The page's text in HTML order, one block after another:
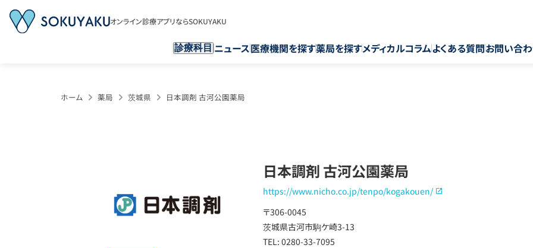
オンライン診療アプリならSOKUYAKU
診療科目 ニュース医療機関を探す薬局を探すメディカルコラムよくある質問お問い合
ホーム 薬局 茨城県 日本調剤 古河公園薬局
日本調剤 古河公園薬局
https://www.nicho.co.jp/tenpo/kogakouen/
〒306-0045
茨城県古河市駒ケ崎3-13
TEL: 0280-33-7095